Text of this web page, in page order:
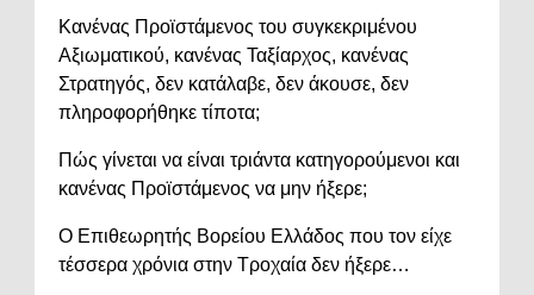
Κανένας Προϊστάμενος του συγκεκριμένου
Αξιωματικού, κανένας Ταξίαρχος, κανένας
Στρατηγός, δεν κατάλαβε, δεν άκουσε, δεν
πληροφορήθηκε τίποτα;
Πώς γίνεται να είναι τριάντα κατηγορούμενοι και
κανένας Προϊστάμενος να μην ήξερε;
Ο Επιθεωρητής Βορείου Ελλάδος που τον είχε
τέσσερα χρόνια στην Τροχαία δεν ήξερε…